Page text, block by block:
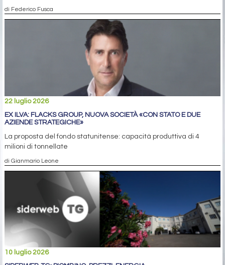
di Federico Fusca
22 luglio 2026
EX ILVA: FLACKS GROUP, NUOVA SOCIETÀ «CON STATO E DUE
AZIENDE STRATEGICHE»
La proposta del fondo statunitense: capacità produttiva di 4
milioni di tonnellate
di Gianmario Leone
10 luglio 2026